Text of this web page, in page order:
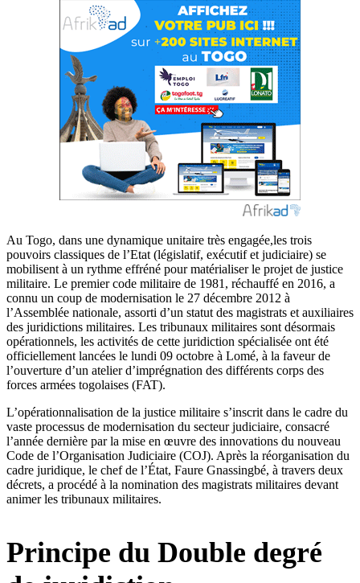
Au Togo, dans une dynamique unitaire très engagée,les trois
pouvoirs classiques de l’Etat (législatif, exécutif et judiciaire) se
mobilisent à un rythme effréné pour matérialiser le projet de justice
militaire. Le premier code militaire de 1981, réchauffé en 2016, a
connu un coup de modernisation le 27 décembre 2012 à
l’Assemblée nationale, assorti d’un statut des magistrats et auxiliaires
des juridictions militaires. Les tribunaux militaires sont désormais
opérationnels, les activités de cette juridiction spécialisée ont été
officiellement lancées le lundi 09 octobre à Lomé, à la faveur de
l’ouverture d’un atelier d’imprégnation des différents corps des
forces armées togolaises (FAT).
L’opérationnalisation de la justice militaire s’inscrit dans le cadre du
vaste processus de modernisation du secteur judiciaire, consacré
l’année dernière par la mise en œuvre des innovations du nouveau
Code de l’Organisation Judiciaire (COJ). Après la réorganisation du
cadre juridique, le chef de l’État, Faure Gnassingbé, à travers deux
décrets, a procédé à la nomination des magistrats militaires devant
animer les tribunaux militaires.
Principe du Double degré